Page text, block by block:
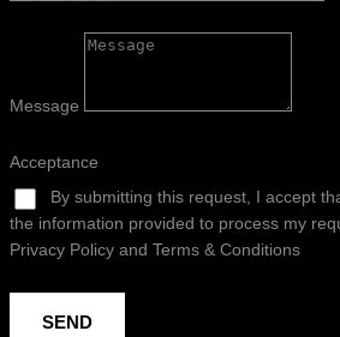
Message
Acceptance
By submitting this request, I accept
the information provided to process my
Privacy Policy and Terms & Conditions
SEND